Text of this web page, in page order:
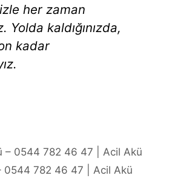
her zaman
Yolda kaldığınızda,
kadar
– 0544 782 46 47 | Acil Akü
0544 782 46 47 | Acil Akü